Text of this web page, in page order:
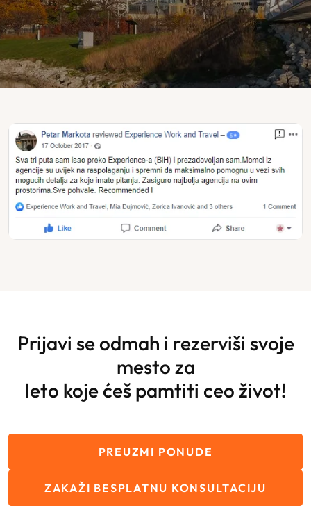
Prijavi se odmah i rezerviši svoje
mesto za
leto koje ćeš pamtiti ceo život!
PREUZMI PONUDE
ZAKAŽI BESPLATNU KONSULTACIJU